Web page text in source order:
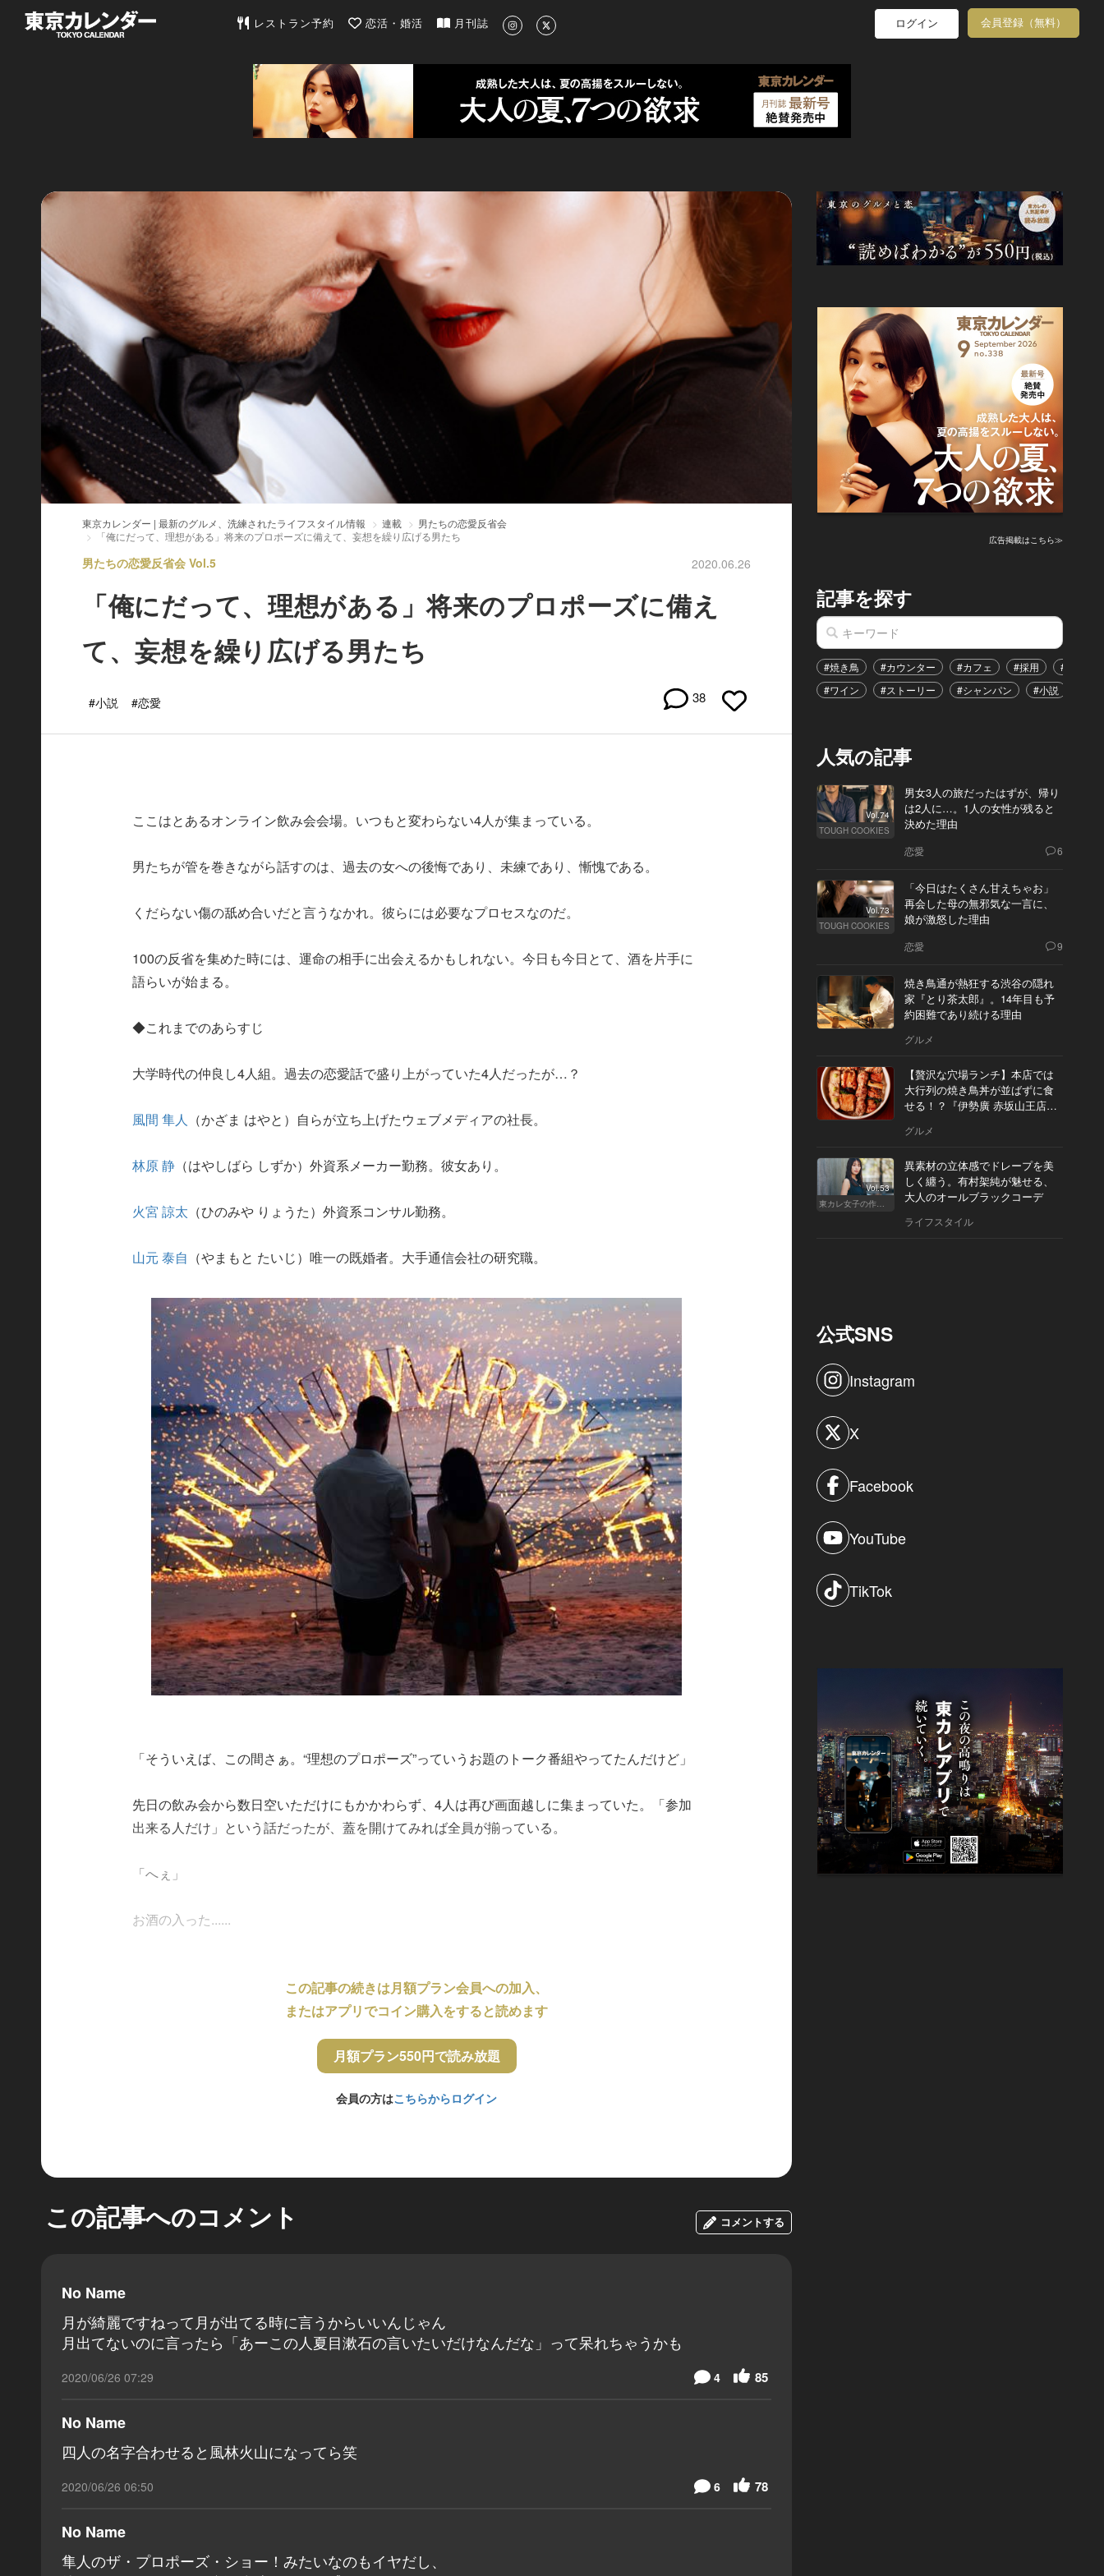
東京カレンダー | 最新のグルメ、洗練されたライフスタイル情報
レストラン予約 恋活・婚活 月刊誌 ログイン 会員登録（無料）
東京カレンダー | 最新のグルメ、洗練されたライフスタイル情報 連載
男たちの恋愛反省会
「俺にだって、理想がある」将来のプロポーズに備えて、妄想を繰り広げる男たち
男たちの恋愛反省会 Vol.5 2020.06.26
「俺にだって、理想がある」将来のプロポーズに備え
て、妄想を繰り広げる男たち
#小説 #恋愛 38
ここはとあるオンライン飲み会会場。いつもと変わらない4人が集まっている。
男たちが管を巻きながら話すのは、過去の女への後悔であり、未練であり、慚愧である。
くだらない傷の舐め合いだと言うなかれ。彼らには必要なプロセスなのだ。
100の反省を集めた時には、運命の相手に出会えるかもしれない。今日も今日とて、酒を片手に
語らいが始まる。
◆これまでのあらすじ
大学時代の仲良し4人組。過去の恋愛話で盛り上がっていた4人だったが…？
風間 隼人 （かざま はやと）自らが立ち上げたウェブメディアの社長。
林原 静 （はやしばら しずか）外資系メーカー勤務。彼女あり。
火宮 諒太 （ひのみや りょうた）外資系コンサル勤務。
山元 泰自 （やまもと たいじ）唯一の既婚者。大手通信会社の研究職。
「そういえば、この間さぁ。“理想のプロポーズ”っていうお題のトーク番組やってたんだけど」
先日の飲み会から数日空いただけにもかかわらず、4人は再び画面越しに集まっていた。「参加
出来る人だけ」という話だったが、蓋を開けてみれば全員が揃っている。
「へぇ」
お酒の入った......
この記事の続きは月額プラン会員への加入、
またはアプリでコイン購入をすると読めます
月額プラン550円で読み放題
会員の方はこちらからログイン
この記事へのコメント コメントする
No Name
月が綺麗ですねって月が出てる時に言うからいいんじゃん
月出てないのに言ったら「あーこの人夏目漱石の言いたいだけなんだな」って呆れちゃうかも
2020/06/26 07:29 85
4
No Name
四人の名字合わせると風林火山になってら笑
2020/06/26 06:50 78
6
No Name
隼人のザ・プロポーズ・ショー！みたいなのもイヤだし、
広告掲載はこちら≫
記事を探す
#焼き鳥 #カウンター #カフェ #採用
#恋愛
#ワイン
#ストーリー #シャンパン #小説
人気の記事
Vol.74
TOUGH COOKIES
男女3人の旅だったはずが、帰り
は2人に…。1人の女性が残ると
決めた理由
恋愛 6
Vol.73
TOUGH COOKIES
「今日はたくさん甘えちゃお」
再会した母の無邪気な一言に、
娘が激怒した理由
恋愛 9
焼き鳥通が熱狂する渋谷の隠れ
家『とり茶太郎』。14年目も予
約困難であり続ける理由
グルメ
【贅沢な穴場ランチ】本店では
大行列の焼き鳥丼が並ばずに食
せる！？『伊勢廣 赤坂山王店』
グルメ
Vol.53
東カレ女子の作り方
異素材の立体感でドレープを美
しく纏う。有村架純が魅せる、
大人のオールブラックコーデ
ライフスタイル
公式SNS
Instagram
X
Facebook
YouTube
TikTok